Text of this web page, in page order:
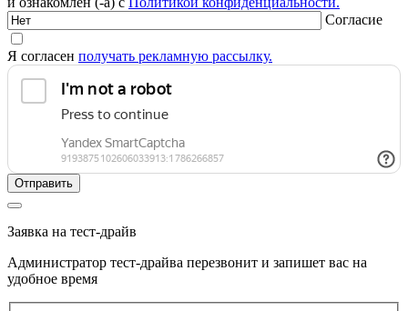
Согласие
Я согласен получать рекламную рассылку.
Заявка на тест-драйв
Администратор тест-драйва перезвонит и запишет вас на
удобное время